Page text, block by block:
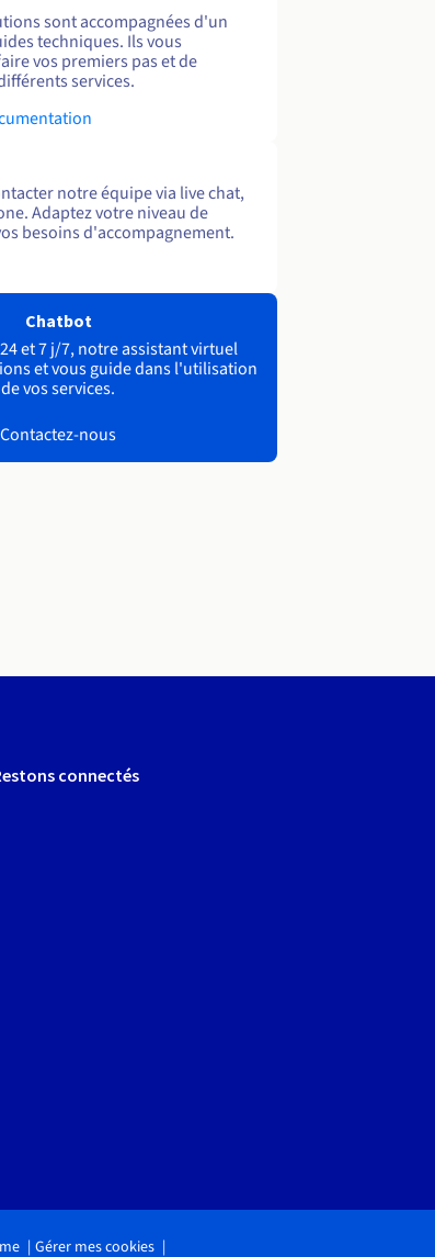
sont accompagnées d'un
techniques. Ils vous
vos premiers pas et de
services.
notre équipe via live chat,
Adaptez votre niveau de
besoins d'accompagnement.
Chatbot
et 7 j/7, notre assistant virtuel
et vous guide dans l'utilisation
de vos services.
Contactez-nous
connectés
Gérer mes cookies